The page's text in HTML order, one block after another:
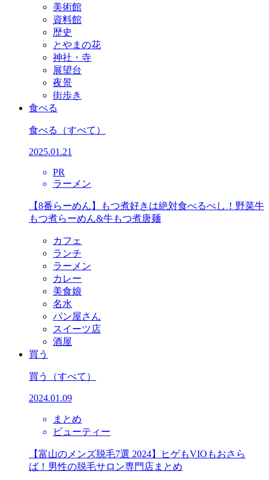
美術館
資料館
歴史
とやまの花
神社・寺
展望台
夜景
街歩き
食べる
食べる （すべて）
2025.01.21
PR
ラーメン
【8番らーめん】もつ煮好きは絶対食べるべし！野菜牛
もつ煮らーめん&牛もつ煮唐麺
カフェ
ランチ
ラーメン
カレー
美食娘
名水
パン屋さん
スイーツ店
酒屋
買う
買う （すべて）
2024.01.09
まとめ
ビューティー
【富山のメンズ脱毛7選 2024】ヒゲもVIOもおさら
ば！男性の脱毛サロン専門店まとめ